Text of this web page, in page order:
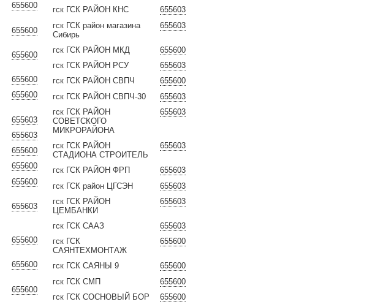
655600
655600
655600
655600
655600
655603
655603
655600
655600
655600
655603
655600
655600
655600
655603
гск ГСК РАЙОН КНС
655603
гск ГСК район магазина
Сибирь
655600
гск ГСК РАЙОН МКД
655603
гск ГСК РАЙОН РСУ
655600
гск ГСК РАЙОН СВПЧ
655603
гск ГСК РАЙОН СВПЧ-30
655603
гск ГСК РАЙОН
СОВЕТСКОГО
МИКРОРАЙОНА
655603
гск ГСК РАЙОН
СТАДИОНА СТРОИТЕЛЬ
655603
гск ГСК РАЙОН ФРП
655603
гск ГСК район ЦГСЭН
655603
гск ГСК РАЙОН
ЦЕМБАНКИ
655603
гск ГСК СААЗ
655600
гск ГСК
САЯНТЕХМОНТАЖ
655600
гск ГСК САЯНЫ 9
655600
гск ГСК СМП
655600
гск ГСК СОСНОВЫЙ БОР